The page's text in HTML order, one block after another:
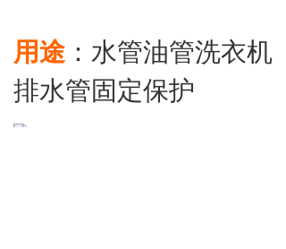
用途 ：水管油管洗衣机
排水管固定保护